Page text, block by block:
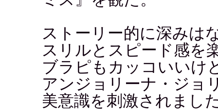
ストーリー的に深みは
スリルとスピード感を
ブラピもカッコいいけ
アンジョリーナ・ジョ
美意識を刺激されまし